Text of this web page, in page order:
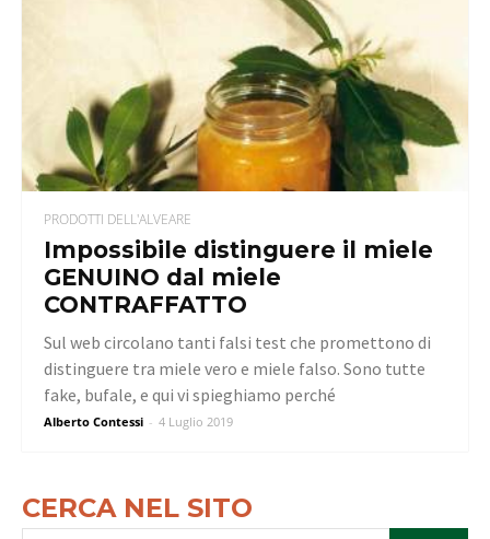
PRODOTTI DELL'ALVEARE
Impossibile distinguere il miele
GENUINO dal miele
CONTRAFFATTO
Alberto Contessi - 4 Luglio 2019
Sul web circolano tanti falsi test che promettono di
distinguere tra miele vero e miele falso. Sono tutte
fake, bufale, e qui vi spieghiamo perché
CERCA NEL SITO